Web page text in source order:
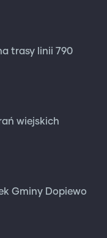
trasy linii 790
wiejskich
Gminy Dopiewo